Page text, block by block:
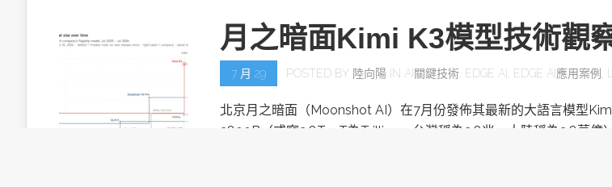
月之暗面Kimi K3模型技術觀
7 月 29 POSTED BY 陸向陽 IN AI關鍵技術 EDGE AI EDGE AI應用案例
北京月之暗面（Moonshot AI）在7月份發佈其最新的大語言模型
2800B（或寫2.8T，T為Trillion，台灣稱為2.8兆，大陸稱為2.8萬億